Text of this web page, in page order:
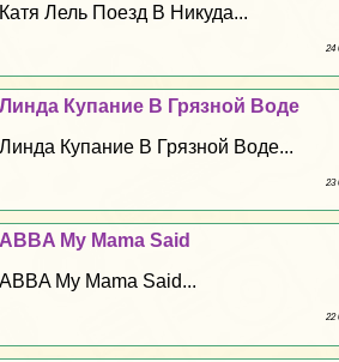
Катя Лель Поезд В Никуда...
24
Линда Купание В Грязной Воде
Линда Купание В Грязной Воде...
23
ABBA My Mama Said
ABBA My Mama Said...
22